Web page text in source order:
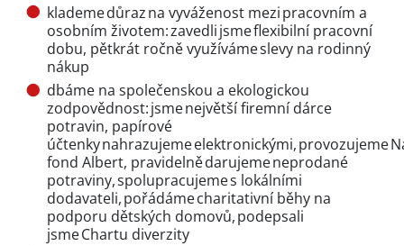
klademe důraz na vyváženost mezi pracovním a
osobním životem: zavedli jsme flexibilní pracovní
dobu, pětkrát ročně využíváme slevy na rodinný
nákup
dbáme na společenskou a ekologickou
zodpovědnost: jsme největší firemní dárce
potravin, papírové
účtenky nahrazujeme elektronickými, provozujeme
fond Albert, pravidelně darujeme neprodané
potraviny, spolupracujeme s lokálními
dodavateli, pořádáme charitativní běhy na
podporu dětských domovů, podepsali
jsme Chartu diverzity